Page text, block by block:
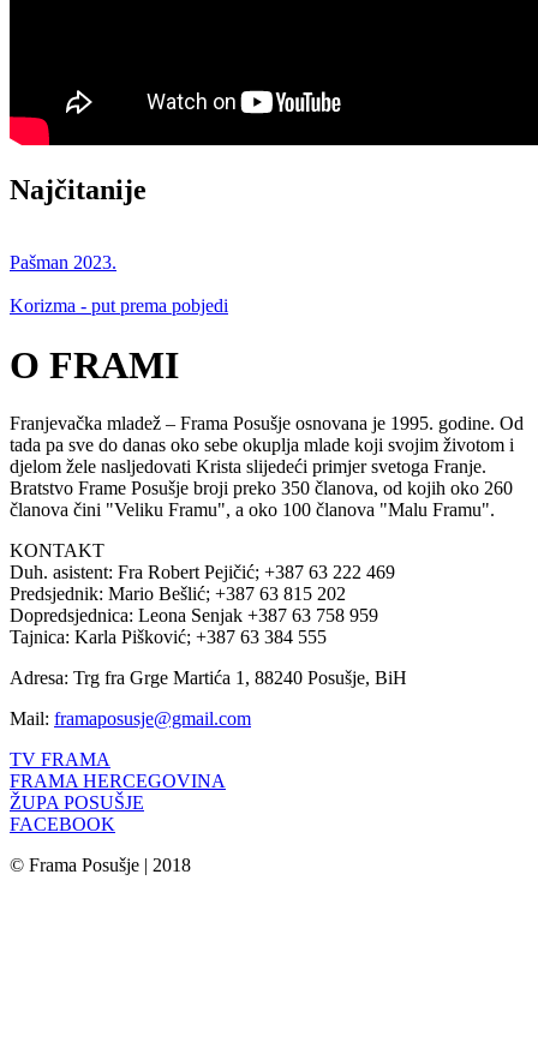
Najčitanije
Pašman 2023.
Korizma - put prema pobjedi
O FRAMI
Franjevačka mladež – Frama Posušje osnovana je 1995. godine. Od
tada pa sve do danas oko sebe okuplja mlade koji svojim životom i
djelom žele nasljedovati Krista slijedeći primjer svetoga Franje.
Bratstvo Frame Posušje broji preko 350 članova, od kojih oko 260
članova čini "Veliku Framu", a oko 100 članova "Malu Framu".
KONTAKT
Duh. asistent: Fra Robert Pejičić; +387 63 222 469
Predsjednik: Mario Bešlić; +387 63 815 202
Dopredsjednica: Leona Senjak +387 63 758 959
Tajnica: Karla Pišković; +387 63 384 555
Adresa: Trg fra Grge Martića 1, 88240 Posušje, BiH
Mail: framaposusje@gmail.com
TV FRAMA
FRAMA HERCEGOVINA
ŽUPA POSUŠJE
FACEBOOK
© Frama Posušje | 2018